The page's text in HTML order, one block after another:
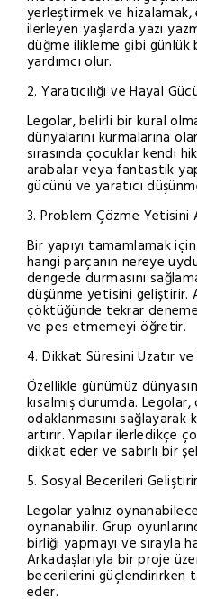
yerleştirmek ve hizalamak,
ilerleyen yaşlarda yazı
düğme ilikleme gibi günlük
yardımcı olur.
2. Yaratıcılığı ve Hayal
Legolar, belirli bir kural
dünyalarını kurmalarına
sırasında çocuklar kendi
arabalar veya fantastik
gücünü ve yaratıcı
3. Problem Çözme Yetisini
Bir yapıyı tamamlamak
hangi parçanın nereye
dengede durmasını
düşünme yetisini geliştirir.
çöktüğünde tekrar
ve pes etmemeyi öğretir.
4. Dikkat Süresini Uzatır
Özellikle günümüz
kısalmış durumda.
odaklanmasını
artırır. Yapılar ilerledikçe
dikkat eder ve sabırlı bir
5. Sosyal Becerileri Geliştirir
Legolar yalnız
oynanabilir. Grup
birliği yapmayı ve sırayla
Arkadaşlarıyla bir proje
becerilerini güçlendirirken
eder.